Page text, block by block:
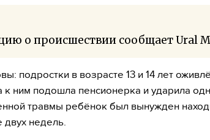
о происшествии сообщает Ural
подростки в возрасте 13 и 14 лет
к ним подошла пенсионерка и ударила
травмы ребёнок был вынужден
недель.